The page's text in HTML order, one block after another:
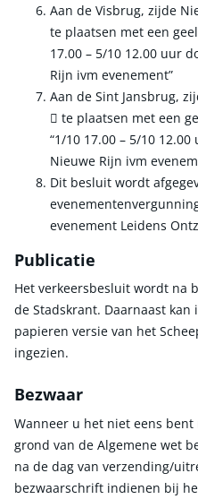
Aan de Visbrug, zijde
te plaatsen met een
17.00 – 5/10 12.00 uur
Rijn ivm evenement”
Aan de Sint Jansbrug,
 te plaatsen met een
“1/10 17.00 – 5/10
Nieuwe Rijn ivm
Dit besluit wordt
evenement Leidens
Publicatie
Het verkeersbesluit wordt na
de Stadskrant. Daarnaast kan
papieren versie van het
ingezien.
Bezwaar
Wanneer u het niet eens
grond van de Algemene wet
na de dag van verzending/
bezwaarschrift indienen bij